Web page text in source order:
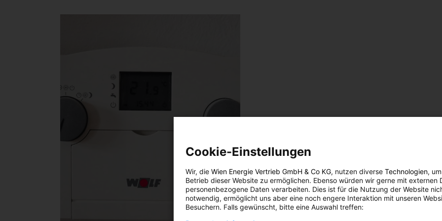
Cookie-Einstellungen
Wir, die Wien Energie Vertrieb GmbH & Co KG, nutzen diverse Technologien,
Betrieb dieser Website zu ermöglichen. Ebenso würden wir gerne mit externen
personenbezogene Daten verarbeiten. Dies ist für die Nutzung der Website
notwendig, ermöglicht uns aber eine noch engere Interaktion mit unseren
Besuchern. Falls gewünscht, bitte eine Auswahl treffen: